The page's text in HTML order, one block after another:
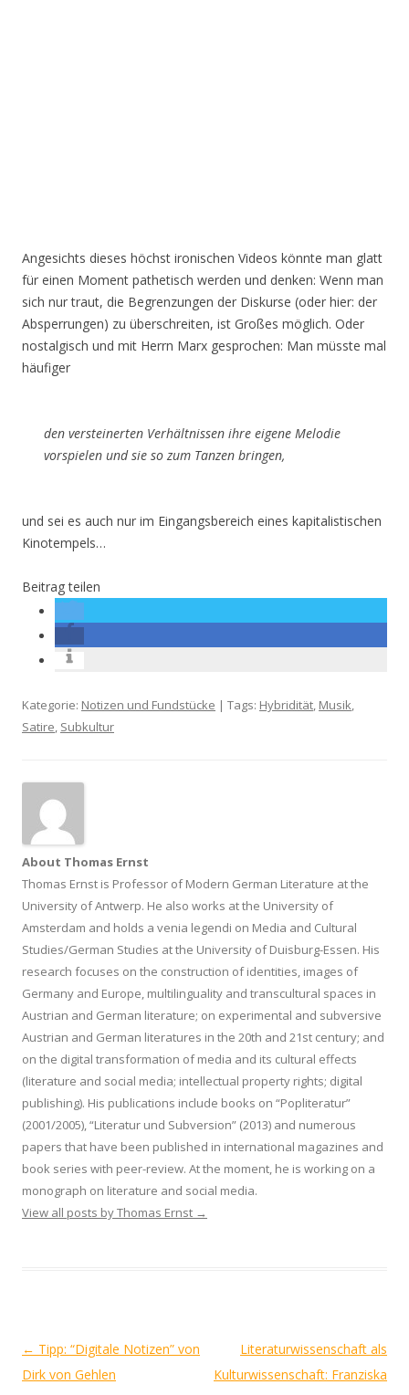
Angesichts dieses höchst ironischen Videos könnte man glatt
für einen Moment pathetisch werden und denken: Wenn man
sich nur traut, die Begrenzungen der Diskurse (oder hier: der
Absperrungen) zu überschreiten, ist Großes möglich. Oder
nostalgisch und mit Herrn Marx gesprochen: Man müsste mal
häufiger
den versteinerten Verhältnissen ihre eigene Melodie
vorspielen und sie so zum Tanzen bringen,
und sei es auch nur im Eingangsbereich eines kapitalistischen
Kinotempels…
Beitrag teilen
Kategorie: Notizen und Fundstücke | Tags: Hybridität, Musik,
Satire, Subkultur
About Thomas Ernst
Thomas Ernst is Professor of Modern German Literature at the
University of Antwerp. He also works at the University of
Amsterdam and holds a venia legendi on Media and Cultural
Studies/German Studies at the University of Duisburg-Essen. His
research focuses on the construction of identities, images of
Germany and Europe, multilinguality and transcultural spaces in
Austrian and German literature; on experimental and subversive
Austrian and German literatures in the 20th and 21st century; and
on the digital transformation of media and its cultural effects
(literature and social media; intellectual property rights; digital
publishing). His publications include books on “Popliteratur”
(2001/2005), “Literatur und Subversion” (2013) and numerous
papers that have been published in international magazines and
book series with peer-review. At the moment, he is working on a
monograph on literature and social media.
View all posts by Thomas Ernst →
Post
navigation
← Tipp: “Digitale Notizen” von
Dirk von Gehlen
Literaturwissenschaft als
Kulturwissenschaft: Franziska